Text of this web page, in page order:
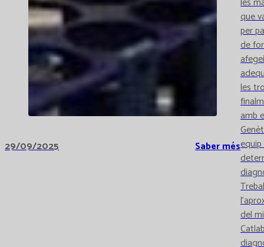
29/09/2025 Saber més
que
per
de
les
amb
del